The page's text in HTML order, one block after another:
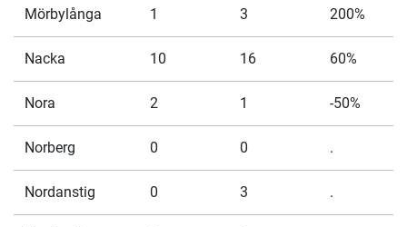
Mörbylånga 1 3 200%
Nacka 10 16 60%
Nora 2 1 -50%
Norberg 0 0 .
Nordanstig 0 3 .